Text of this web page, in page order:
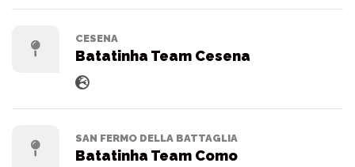
CESENA
Batatinha Team Cesena
SAN FERMO DELLA BATTAGLIA
Batatinha Team Como